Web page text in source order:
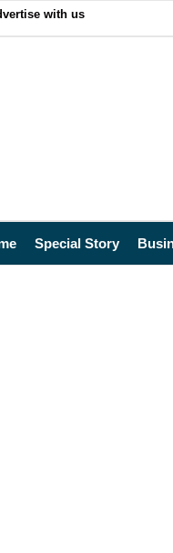
with us
Special Story